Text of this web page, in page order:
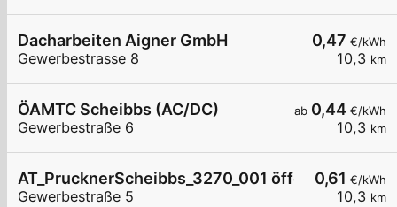
0,47 €/kWh
10,3 km
Dacharbeiten Aigner GmbH
Gewerbestrasse 8
ab 0,44 €/kWh
10,3 km
ÖAMTC Scheibbs (AC/DC)
Gewerbestraße 6
0,61 €/kWh
10,3 km
AT_PrucknerScheibbs_3270_001 öffentlich
Gewerbestraße 5